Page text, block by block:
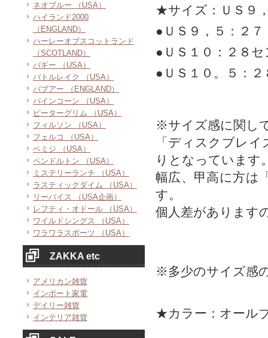
ネオブルー （USA）
ハイランド2000
（ENGLAND）
ハーレーオブスコットランド
（SCOTLAND）
バギー （USA）
バトルレイク （USA）
バブアー （ENGLAND）
パインコーン （USA）
ピーターグリム （USA）
フィルソン （USA）
フェルコ （USA）
ベミジ （USA）
ペンドルトン （USA）
ミステリーランチ （USA）
ラスティックダイム （USA）
リーバイス （USA企画）
レフティ・オドール （USA）
ワイルドシングス （USA）
ワラワラスポーツ （USA）
ZAKKA etc
アメリカン雑貨
インポート家電
デイリー雑貨
インテリア雑貨
★サイズ：ＵＳ９
●ＵＳ９，５：２
●ＵＳ１０：２８
●ＵＳ１０。５：
※サイズ感に関し
「ディスクブレ
りとなっています
幅広、甲高に方は
す。
個人差があります
※多少のサイズ感
★カラー：オール